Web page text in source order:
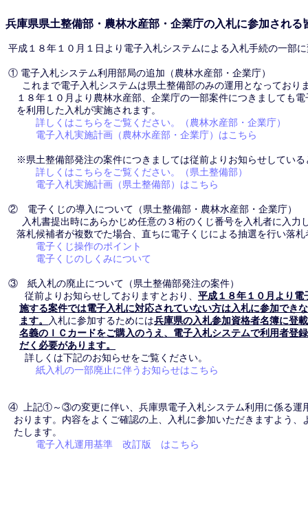
兵庫県県土整備部・農林水産部・企業庁の入札に参加される
平成１８年１０月１日より電子入札システムによる入札手続の一部
① 電子入札システム利用部局の追加（農林水産部・企業庁）
これまで電子入札システムは県土整備部のみの運用となっており
１８年１０月より農林水産部、企業庁の一部案件につきましても電
を利用した入札が実施されます。
詳しくはこちらをご覧ください。（農林水産部・企業庁）
電子入札実施計画（農林水産部・企業庁）はこちら
※県土整備部発注の案件につきましては従前よりお知らせしている
詳しくはこちらをご覧ください。（県土整備部）
電子入札実施計画（県土整備部）はこちら
② 電子くじの導入について（県土整備部・農林水産部・企業庁）
入札書提出時にあらかじめ任意の３桁のくじ番号を入札者に入力
落札候補者が複数でた場合、直ちに電子くじによる抽選を行い落札
電子くじ操作のポイント
電子くじのしくみについて
③ 紙入札の廃止について（県土整備部発注の案件）
従前よりお知らせしておりますとおり、 平成１８年１０月より電
施する案件では電子入札に対応されていない方は入札に参加でき
ます。
入札に参加するためには兵庫県の入札参加資格者名簿に登
名義のＩＣカードをご購入のうえ、電子入札システムで利用者登
だく必要があります。
詳しくは下記のお知らせをご覧ください。
紙入札の一部廃止に伴うお知らせはこちら
④ 上記①～③の変更に伴い、兵庫県電子入札システム利用に係る運
おります。内容をよくご確認の上、入札に参加いただきますよう、
たします。
電子入札運用基準 改訂版 はこちら